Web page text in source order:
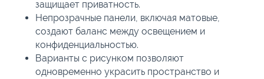
защищает приватность.
Непрозрачные панели, включая матовые,
создают баланс между освещением и
конфиденциальностью.
Варианты с рисунком позволяют
одновременно украсить пространство и